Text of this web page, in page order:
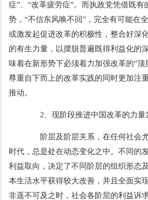
症”、“改革疲劳症”。而执政党凭借既有
势，“不信东风唤不回”，完全有可能在
或激发起促进改革的积极性，整合好深
的有生力量，以摆脱普遍既得利益化的
味着在新形势下必须着力加强改革的“顶
尊重自下而上的改革实践的同时更加注
推动。
2、现阶段推进中国改革的力量
阶层及阶层关系，在任何社会
时代，总是处在动态变化之中。不同的
利益取向，决定了不同阶层的组织形态
本生活水平获得较大改善，并且全面实
非遥不可及之时，社会各阶层的利益诉